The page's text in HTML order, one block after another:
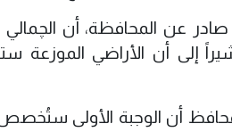
صادر عن المحافظة، أن
إلى أن الأراضي
أن الوجبة الأولى ستُخصص